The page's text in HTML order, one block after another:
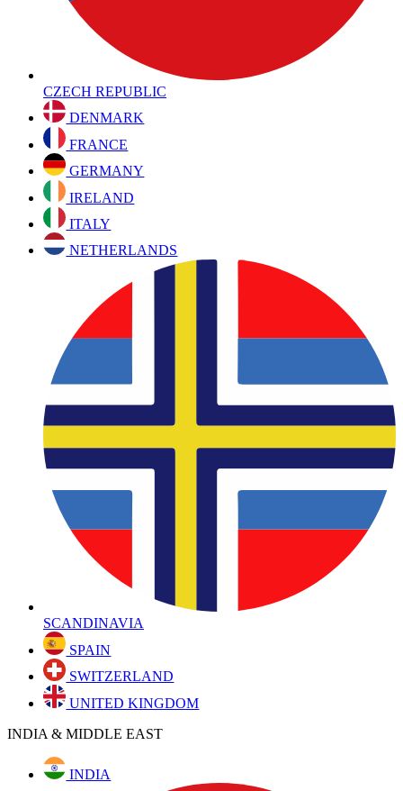
CZECH REPUBLIC
DENMARK
FRANCE
GERMANY
IRELAND
ITALY
NETHERLANDS
SCANDINAVIA
SPAIN
SWITZERLAND
UNITED KINGDOM
INDIA & MIDDLE EAST
INDIA